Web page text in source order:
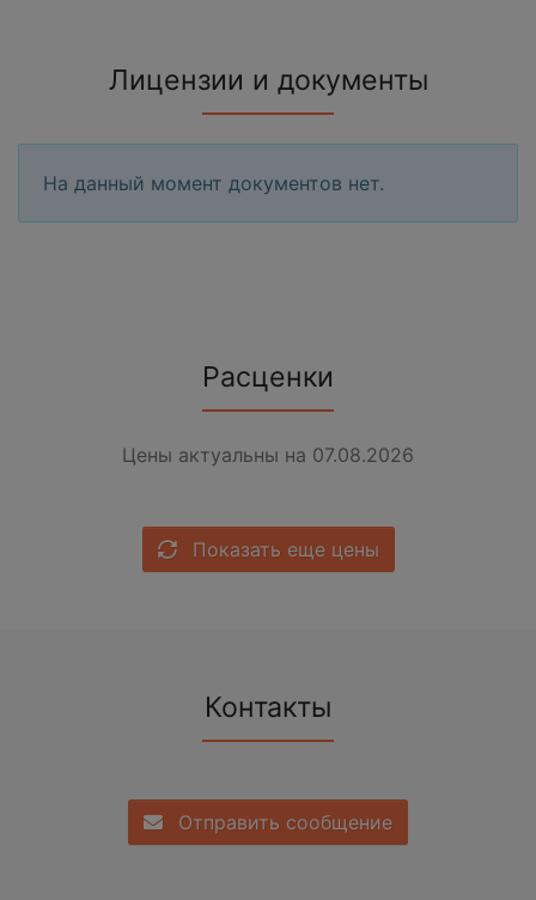
Лицензии и документы
На данный момент документов нет.
Расценки
Цены актуальны на 07.08.2026
Показать еще цены
Контакты
Отправить сообщение